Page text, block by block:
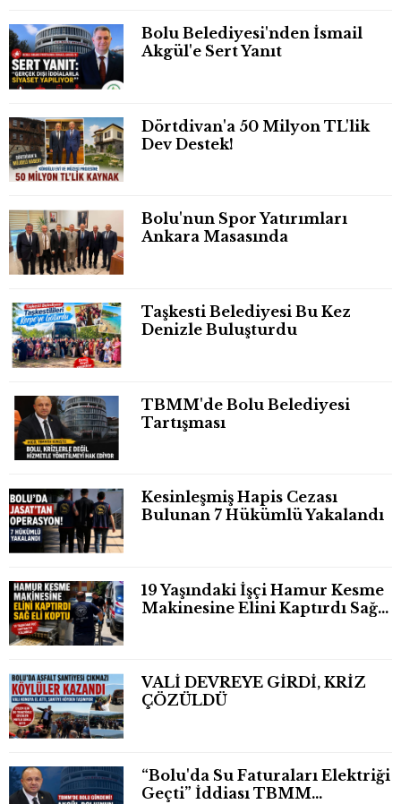
Bolu Belediyesi'nden İsmail
Akgül'e Sert Yanıt
Dörtdivan'a 50 Milyon TL'lik
Dev Destek!
Bolu'nun Spor Yatırımları
Ankara Masasında
Taşkesti Belediyesi Bu Kez
Denizle Buluşturdu
TBMM'de Bolu Belediyesi
Tartışması
Kesinleşmiş Hapis Cezası
Bulunan 7 Hükümlü Yakalandı
19 Yaşındaki İşçi Hamur Kesme
Makinesine Elini Kaptırdı Sağ
VALİ DEVREYE GİRDİ, KRİZ
ÇÖZÜLDÜ
“Bolu'da Su Faturaları Elektriği
Geçti” İddiası TBMM